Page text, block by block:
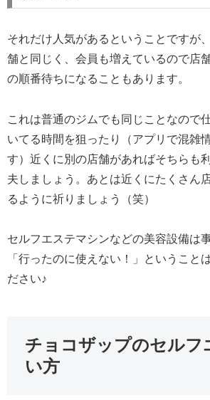
それだけ人気があるということですが
舗と同じく、会員も増えているので店
の順番待ちになることもあります。
これは普通のジムでも同じことなので
いてる時間を狙ったり（アプリで混雑
す）近くに別の店舗があればそちらも
夫しましょう。あとは近くにたくさん
るように祈りましょう（笑）
セルフエステマシンなどの美容設備は
「行ったのに使えない！」ということ
ださい♪
チョコザップのセルフ
い方